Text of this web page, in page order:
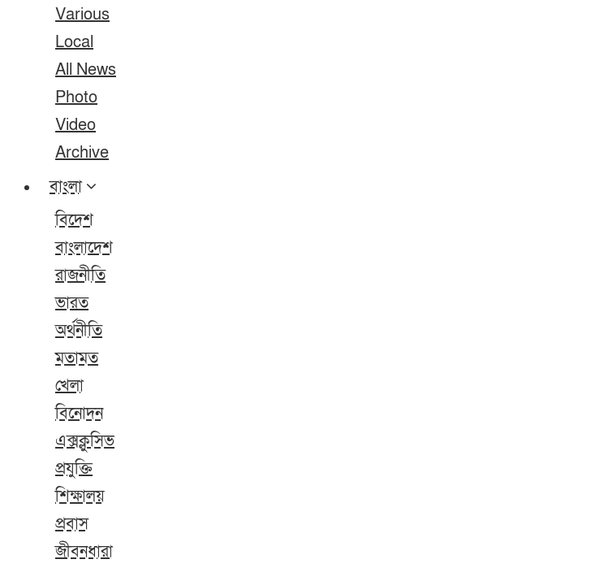
Various
Local
All News
Photo
Video
Archive
বাংলা
বিদেশ
বাংলাদেশ
রাজনীতি
ভারত
অর্থনীতি
মতামত
খেলা
বিনোদন
এক্সক্লুসিভ
প্রযুক্তি
শিক্ষালয়
প্রবাস
জীবনধারা